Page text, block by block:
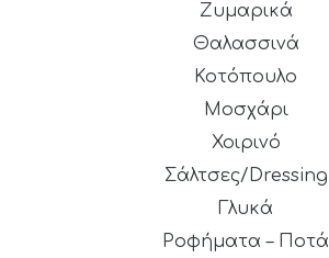
Ζυμαρικά
Θαλασσινά
Κοτόπουλο
Μοσχάρι
Χοιρινό
Σάλτσες/Dressing
Γλυκά
Ροφήματα – Ποτά